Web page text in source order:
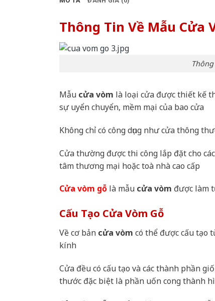
Thông Tin Về Mẫu Cửa
Mẫu cửa vòm là loại cửa được thiết kế
sự uyển chuyển, mềm mại của bao cửa
Không chỉ có công dụng như cửa thông
Cửa thường được thi công lắp đặt cho
tâm thương mại hoặc toà nhà cao cấp
Cửa vòm gỗ là mẫu cửa vòm được làm
Cấu Tạo Cửa Vòm Gỗ
Về cơ bản cửa vòm có thể được cấu tạo
kính
Cửa đều có cấu tạo và các thành phần
thước đặc biệt là phần uốn cong thành